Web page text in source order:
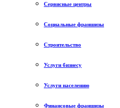
Сервисные центры
Социальные франшизы
Строительство
Услуги бизнесу
Услуги населению
Финансовые франшизы